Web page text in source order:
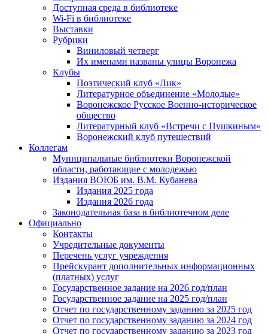
Доступная среда в библиотеке
Wi-Fi в библиотеке
Выставки
Рубрики
Виниловый четверг
Их именами названы улицы Воронежа
Клубы
Поэтический клуб «Лик»
Литературное объединение «Молодые»
Воронежское Русское Военно-историческое
общество
Литературный клуб «Встречи с Пушкиным»
Воронежский клуб путешествий
Коллегам
Муниципальные библиотеки Воронежской
области, работающие с молодежью
Издания ВОЮБ им. В.М. Кубанева
Издания 2025 года
Издания 2026 года
Законодательная база в библиотечном деле
Официально
Контакты
Учредительные документы
Перечень услуг учреждения
Прейскурант дополнительных информационных
(платных) услуг
Государственное задание на 2026 год/план
Государственное задание на 2025 год/план
Отчет по государственному заданию за 2025 год
Отчет по государственному заданию за 2024 год
Отчет по государственному заданию за 2023 год